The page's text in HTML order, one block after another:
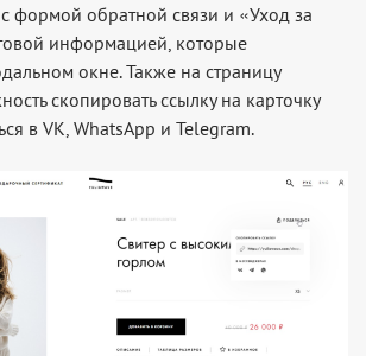
формой обратной связи и «Уход за
информацией, которые
окне. Также на страницу
скопировать ссылку на карточку
в VK, WhatsApp и Telegram.